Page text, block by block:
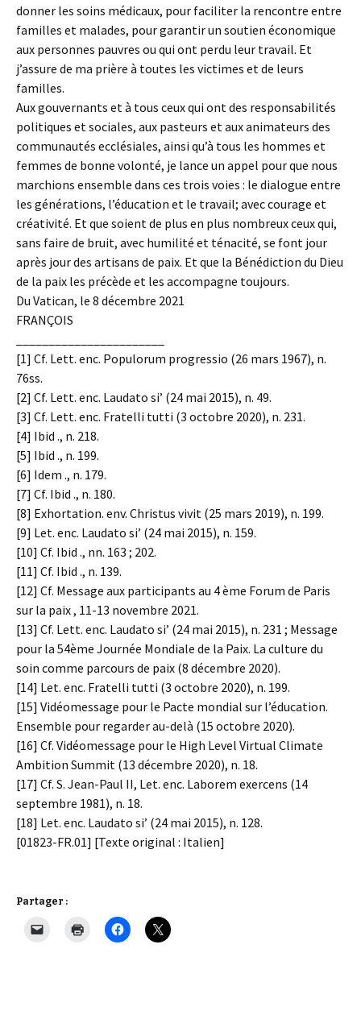
donner les soins médicaux, pour faciliter la rencontre entre
familles et malades, pour garantir un soutien économique
aux personnes pauvres ou qui ont perdu leur travail. Et
j’assure de ma prière à toutes les victimes et de leurs
familles.
Aux gouvernants et à tous ceux qui ont des responsabilités
politiques et sociales, aux pasteurs et aux animateurs des
communautés ecclésiales, ainsi qu’à tous les hommes et
femmes de bonne volonté, je lance un appel pour que nous
marchions ensemble dans ces trois voies : le dialogue entre
les générations, l’éducation et le travail; avec courage et
créativité. Et que soient de plus en plus nombreux ceux qui,
sans faire de bruit, avec humilité et ténacité, se font jour
après jour des artisans de paix. Et que la Bénédiction du Dieu
de la paix les précède et les accompagne toujours.
Du Vatican, le 8 décembre 2021
FRANÇOIS
[1] Cf. Lett. enc. Populorum progressio (26 mars 1967), n.
76ss.
[2] Cf. Lett. enc. Laudato si’ (24 mai 2015), n. 49.
[3] Cf. Lett. enc. Fratelli tutti (3 octobre 2020), n. 231.
[4] Ibid ., n. 218.
[5] Ibid ., n. 199.
[6] Idem ., n. 179.
[7] Cf. Ibid ., n. 180.
[8] Exhortation. env. Christus vivit (25 mars 2019), n. 199.
[9] Let. enc. Laudato si’ (24 mai 2015), n. 159.
[10] Cf. Ibid ., nn. 163 ; 202.
[11] Cf. Ibid ., n. 139.
[12] Cf. Message aux participants au 4 ème Forum de Paris
sur la paix , 11-13 novembre 2021.
[13] Cf. Lett. enc. Laudato si’ (24 mai 2015), n. 231 ; Message
pour la 54ème Journée Mondiale de la Paix. La culture du
soin comme parcours de paix (8 décembre 2020).
[14] Let. enc. Fratelli tutti (3 octobre 2020), n. 199.
[15] Vidéomessage pour le Pacte mondial sur l’éducation.
Ensemble pour regarder au-delà (15 octobre 2020).
[16] Cf. Vidéomessage pour le High Level Virtual Climate
Ambition Summit (13 décembre 2020), n. 18.
[17] Cf. S. Jean-Paul II, Let. enc. Laborem exercens (14
septembre 1981), n. 18.
[18] Let. enc. Laudato si’ (24 mai 2015), n. 128.
[01823-FR.01] [Texte original : Italien]
Partager :